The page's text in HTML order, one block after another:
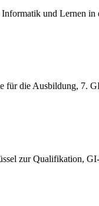
und Lernen in
für die Ausbildung, 7.
zur Qualifikation,